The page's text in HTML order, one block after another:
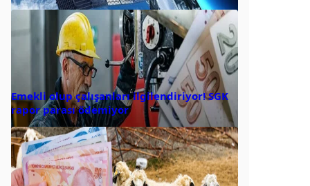
Emekli olup çalışanları ilgilendiriyor! SGK
rapor parası ödemiyor